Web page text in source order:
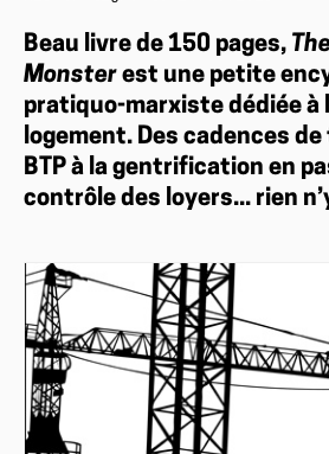
Beau livre de 150 pages,
Monster est une petite
pratiquo-marxiste dédiée à
logement. Des cadences
BTP à la gentrification en
contrôle des loyers... rien